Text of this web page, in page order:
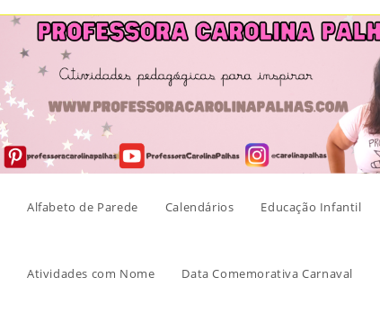
Skip
content
Alfabeto de Parede Calendários Educação Infantil
Atividades com Nome Data Comemorativa Carnaval